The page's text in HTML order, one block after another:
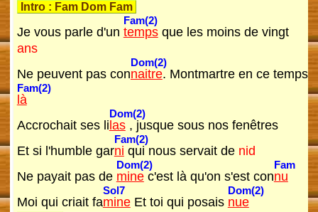
Intro : Fam Dom Fam
Je vous parle d'un
Fam(2)
tempsque les moins de vingt
ans
Ne peuvent pas con
Dom(2)
naitre. Montmartre en ce temps
Fam(2)
là
Accrochait ses li
Dom(2)
las, jusque sous nos fenêtres
Et si l'humble gar
Fam(2)
ni qui nous servait de nid
Ne payait pas de
Dom(2)
minec'est là qu'on s'est con
Fam
nu
Moi qui criait fa
Sol7
mineEt toi qui posais
Dom(2)
nue